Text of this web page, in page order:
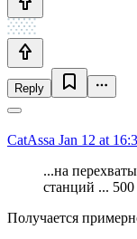
Reply
CatAssa Jan 12 at
...на
станций ...
Получается